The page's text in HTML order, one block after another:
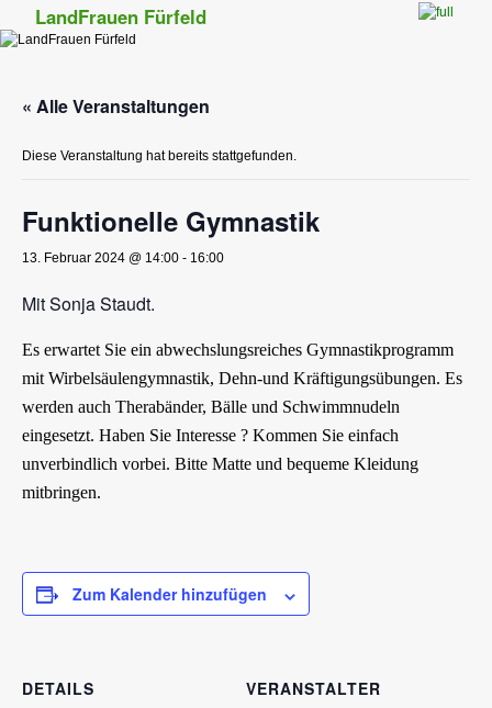
LandFrauen Fürfeld
« Alle Veranstaltungen
Diese Veranstaltung hat bereits stattgefunden.
Funktionelle Gymnastik
13. Februar 2024 @ 14:00 - 16:00
Mit Sonja Staudt.
Es erwartet Sie ein abwechslungsreiches Gymnastikprogramm
mit Wirbelsäulengymnastik, Dehn-und Kräftigungsübungen. Es
werden auch Therabänder, Bälle und Schwimmnudeln
eingesetzt. Haben Sie Interesse ? Kommen Sie einfach
unverbindlich vorbei. Bitte Matte und bequeme Kleidung
mitbringen.
Zum Kalender hinzufügen
DETAILS
VERANSTALTER